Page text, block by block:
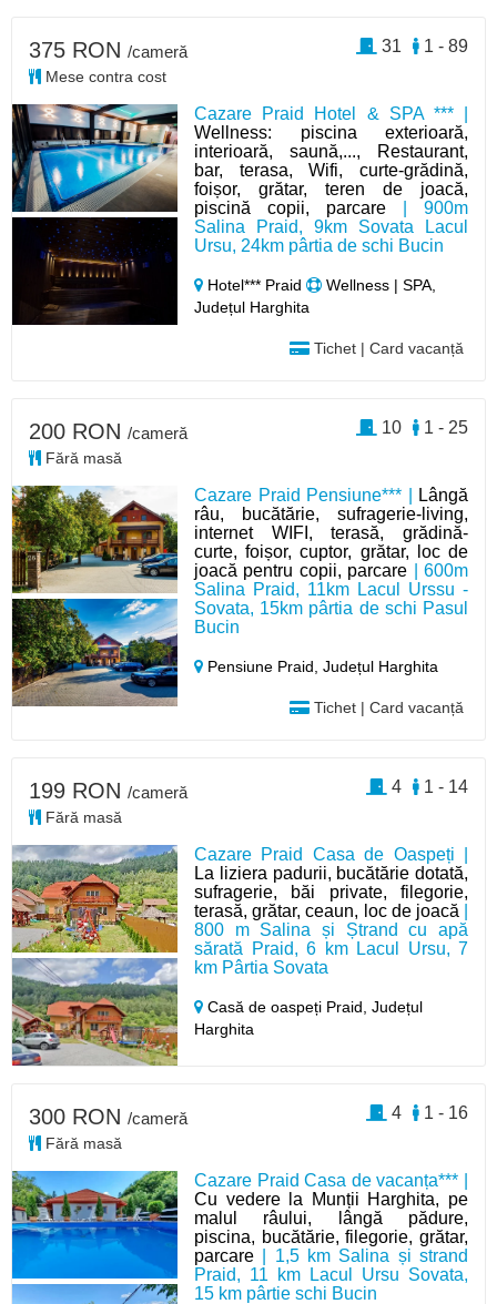
Cazare Praid Hotel & SPA *** |
Wellness: piscina exterioară,
interioară, saună,..., Restaurant,
bar, terasa, Wifi, curte-grădină,
foișor, grătar, teren de joacă,
piscină copii, parcare | 900m
Salina Praid, 9km Sovata Lacul
Ursu, 24km pârtia de schi Bucin
Hotel*** Praid
Wellness | SPA,
Județul Harghita
Tichet | Card vacanță
375 RON /cameră
Mese contra cost
1 - 89
31
Cazare Praid Pensiune*** |
Lângă
râu, bucătărie, sufragerie-living,
internet WIFI, terasă, grădină-
curte, foișor, cuptor, grătar, loc de
joacă pentru copii, parcare | 600m
Salina Praid, 11km Lacul Urssu -
Sovata, 15km pârtia de schi Pasul
Bucin
Pensiune Praid,Județul Harghita
Tichet | Card vacanță
200 RON /cameră
Fără masă
1 - 25
10
Cazare Praid Casa de Oaspeți |
La liziera padurii, bucătărie dotată,
sufragerie, băi private, filegorie,
terasă, grătar, ceaun, loc de joacă
800 m Salina și Ștrand cu apă
sărată Praid, 6 km Lacul Ursu, 7
km Pârtia Sovata
Casă de oaspeți Praid,Județul
Harghita
199 RON /cameră
Fără masă
1 - 14
4
Cazare Praid Casa de vacanța*** |
Cu vedere la Munții Harghita, pe
malul râului, lângă pădure,
piscina, bucătărie, filegorie, grătar,
parcare | 1,5 km Salina și strand
Praid, 11 km Lacul Ursu Sovata,
15 km pârtie schi Bucin
300 RON /cameră
Fără masă
1 - 16
4